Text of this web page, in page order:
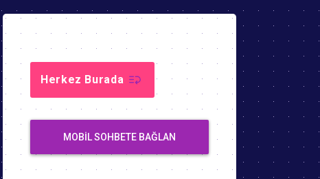
Herkez Burada
MOBIL SOHBETE BAĞLAN